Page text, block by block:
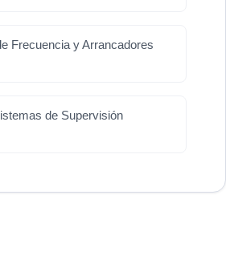
Frecuencia y Arrancadores
de Supervisión